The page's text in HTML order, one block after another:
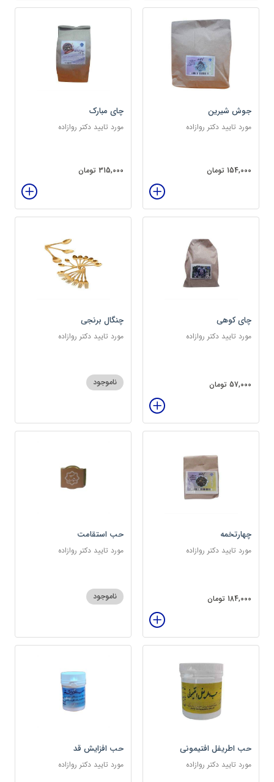
جوش شیرین
مورد تایید دکتر روازاده
154,000 تومان
چای مبارک
مورد تایید دکتر روازاده
315,000 تومان
چای کوهی
مورد تایید دکتر روازاده
57,000 تومان
چنگال برنجی
مورد تایید دکتر روازاده
ناموجود
چهارتخمه
مورد تایید دکتر روازاده
184,000 تومان
حب استقامت
مورد تایید دکتر روازاده
ناموجود
حب اطریفل افتیمونی
مورد تایید دکتر روازاده
حب افزایش قد
مورد تایید دکتر روازاده